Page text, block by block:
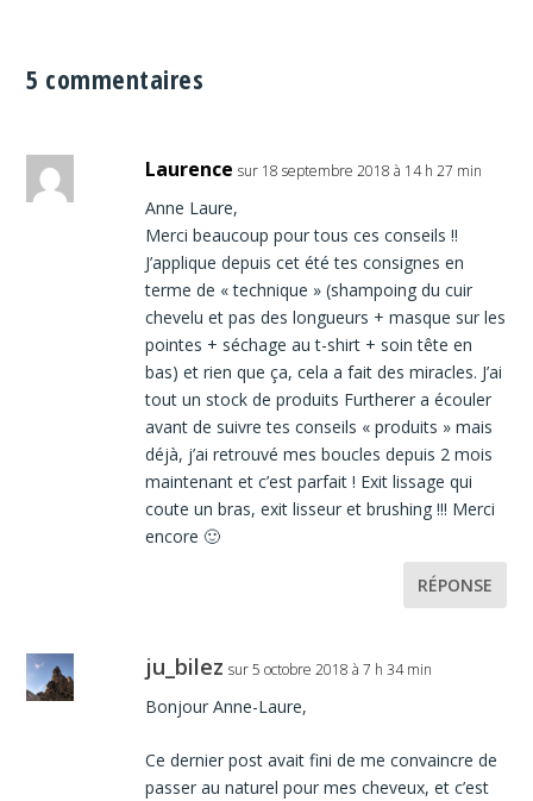
5 commentaires
Laurence sur 18 septembre 2018 à 14 h 27 min
Anne Laure,
Merci beaucoup pour tous ces conseils !!
J’applique depuis cet été tes consignes en
terme de « technique » (shampoing du cuir
chevelu et pas des longueurs + masque sur les
pointes + séchage au t-shirt + soin tête en
bas) et rien que ça, cela a fait des miracles. J’ai
tout un stock de produits Furtherer a écouler
avant de suivre tes conseils « produits » mais
déjà, j’ai retrouvé mes boucles depuis 2 mois
maintenant et c’est parfait ! Exit lissage qui
coute un bras, exit lisseur et brushing !!! Merci
encore 🙂
RÉPONSE
ju_bilez sur 5 octobre 2018 à 7 h 34 min
Bonjour Anne-Laure,
Ce dernier post avait fini de me convaincre de
passer au naturel pour mes cheveux, et c’est